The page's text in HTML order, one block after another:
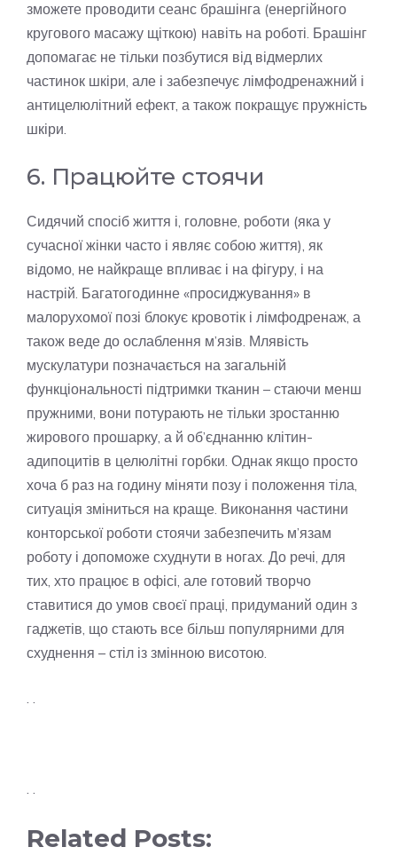
зможете проводити сеанс брашінга (енергійного
кругового масажу щіткою) навіть на роботі. Брашінг
допомагає не тільки позбутися від відмерлих
частинок шкіри, але і забезпечує лімфодренажний і
антицелюлітний ефект, а також покращує пружність
шкіри.
6. Працюйте стоячи
Сидячий спосіб життя і, головне, роботи (яка у
сучасної жінки часто і являє собою життя), як
відомо, не найкраще впливає і на фігуру, і на
настрій. Багатогодинне «просиджування» в
малорухомої позі блокує кровотік і лімфодренаж, а
також веде до ослаблення м’язів. Млявість
мускулатури позначається на загальній
функціональності підтримки тканин – стаючи менш
пружними, вони потурають не тільки зростанню
жирового прошарку, а й об’єднанню клітин-
адипоцитів в целюлітні горбки. Однак якщо просто
хоча б раз на годину міняти позу і положення тіла,
ситуація зміниться на краще. Виконання частини
конторської роботи стоячи забезпечить м’язам
роботу і допоможе схуднути в ногах. До речі, для
тих, хто працює в офісі, але готовий творчо
ставитися до умов своєї праці, придуманий один з
гаджетів, що стають все більш популярними для
схуднення – стіл із змінною висотою.
. .
. .
Related Posts: